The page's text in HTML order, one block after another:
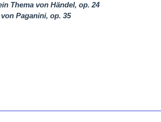
Thema von Händel, op. 24
Paganini, op. 35